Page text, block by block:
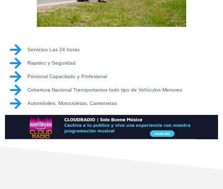
Servicios Las 24 horas
Rapidez y Seguridad
Personal Capacitado y Profesional
Cobertura Nacional Transportamos todo tipo de Vehículos Menores
Automóviles, Motocicletas, Camionetas